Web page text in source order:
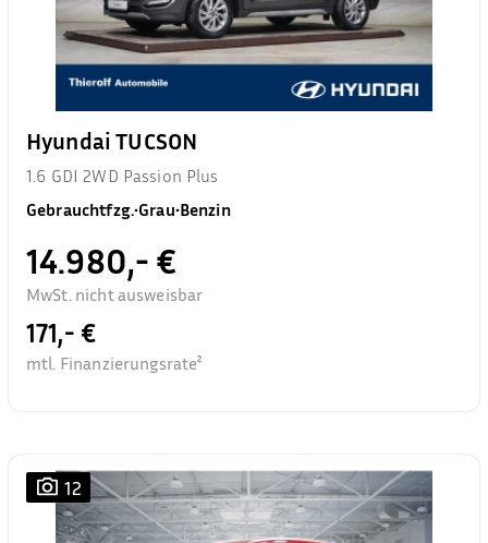
Hyundai TUCSON
1.6 GDI 2WD Passion Plus
Gebrauchtfzg.•Grau•Benzin
14.980,- €
MwSt. nicht ausweisbar
171,- €
mtl. Finanzierungsrate²
12